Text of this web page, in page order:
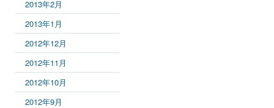
2013年2月
2013年1月
2012年12月
2012年11月
2012年10月
2012年9月